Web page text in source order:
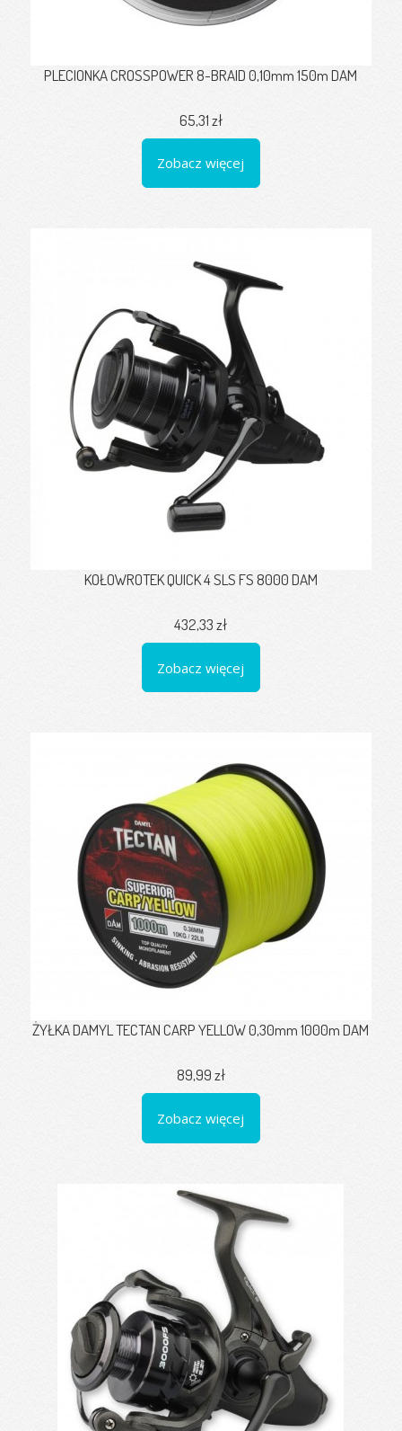
PLECIONKA CROSSPOWER 8-BRAID 0,10mm 150m DAM
65,31 zł
Zobacz więcej
KOŁOWROTEK QUICK 4 SLS FS 8000 DAM
432,33 zł
Zobacz więcej
ŻYŁKA DAMYL TECTAN CARP YELLOW 0,30mm 1000m DAM
89,99 zł
Zobacz więcej